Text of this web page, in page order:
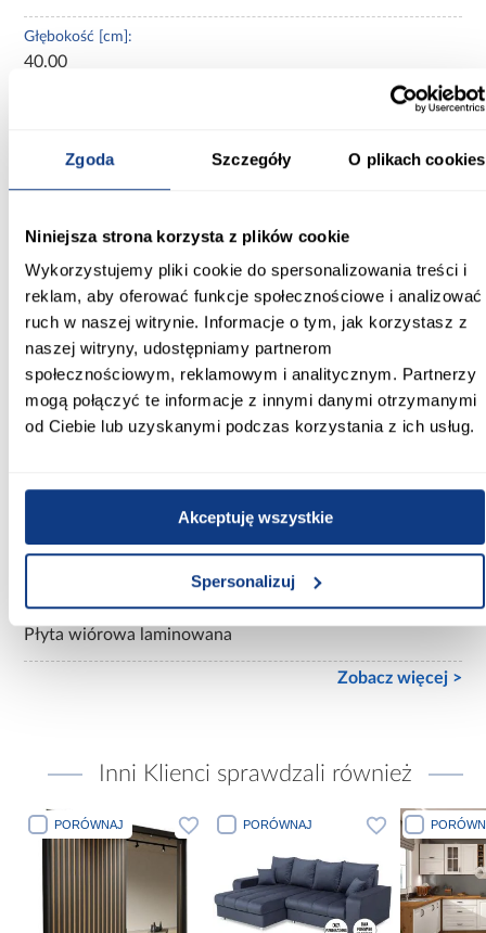
Zgoda Szczegóły O plikach cookies
Niniejsza strona korzysta z plików cookie
Wykorzystujemy pliki cookie do spersonalizowania treści i
reklam, aby oferować funkcje społecznościowe i analizować
ruch w naszej witrynie. Informacje o tym, jak korzystasz z
naszej witryny, udostępniamy partnerom
społecznościowym, reklamowym i analitycznym. Partnerzy
mogą połączyć te informacje z innymi danymi otrzymanymi
od Ciebie lub uzyskanymi podczas korzystania z ich usług.
Akceptuję wszystkie
Spersonalizuj
Głębokość [cm]:
40.00
Kolor frontów:
Macadamia/Morski
Kolor korpusu:
dąb cremona
Wykończenie frontów:
mat
mat
Płyta wiórowa laminowana
Konstrukcja korpusu:
Płyta wiórowa laminowana
Zobacz więcej >
Inni Klienci sprawdzali również
PORÓWNAJ PORÓWNAJ